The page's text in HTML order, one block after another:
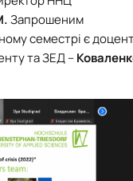
Запрошеним
семестрі є
та ЗЕД–